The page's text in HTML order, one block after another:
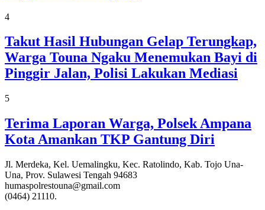
4
Takut Hasil Hubungan Gelap Terungkap,
Warga Touna Ngaku Menemukan Bayi di
Pinggir Jalan, Polisi Lakukan Mediasi
5
Terima Laporan Warga, Polsek Ampana
Kota Amankan TKP Gantung Diri
Jl. Merdeka, Kel. Uemalingku, Kec. Ratolindo, Kab. Tojo Una-
Una, Prov. Sulawesi Tengah 94683
humaspolrestouna@gmail.com
(0464) 21110.